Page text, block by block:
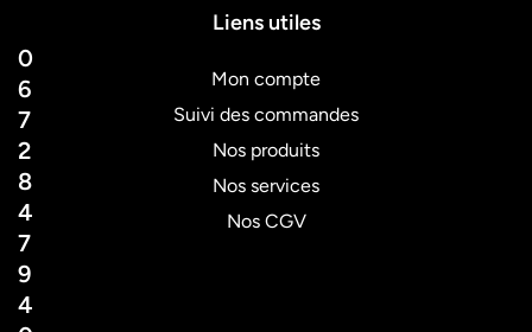
0
6
7
2
8
4
7
9
4
Liens utiles
Mon compte
Suivi des commandes
Nos produits
Nos services
Nos CGV